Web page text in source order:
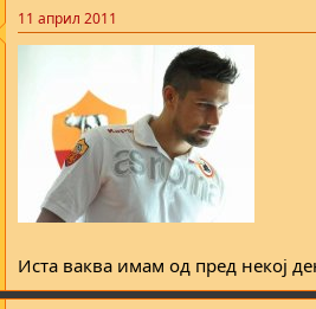
11 април 2011
Иста ваква имам од пред некој